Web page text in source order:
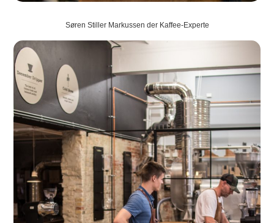
Søren Stiller Markussen der Kaffee-Experte